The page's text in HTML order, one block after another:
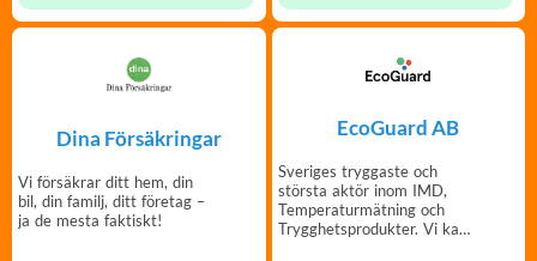
Dina Försäkringar
Vi försäkrar ditt hem, din
bil, din familj, ditt företag –
ja de mesta faktiskt!
EcoGuard AB
Sveriges tryggaste och
största aktör inom IMD,
Temperaturmätning och
Trygghetsprodukter. Vi kan